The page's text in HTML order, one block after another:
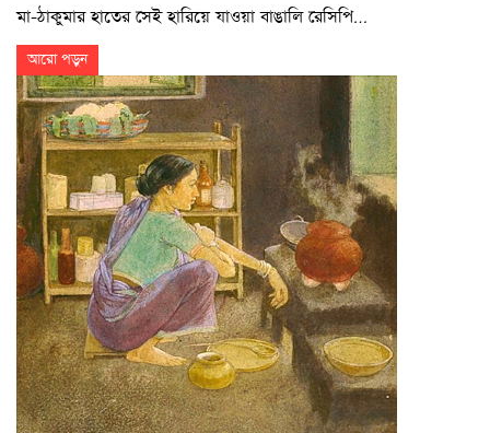
মা-ঠাকুমার হাতের সেই হারিয়ে যাওয়া বাঙালি রেসিপি…
আরো পড়ুন